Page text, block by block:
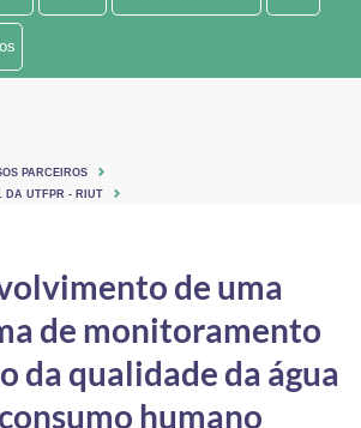
e dos Direitos Humanos
PARCEIROS
DA UTFPR - RIUT
de uma
de monitoramento
da qualidade da água
humano